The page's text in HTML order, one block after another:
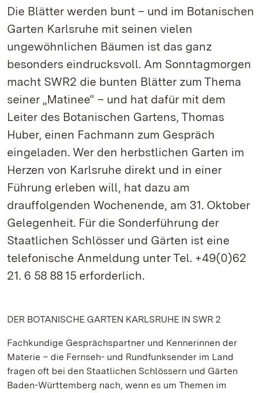
Die Blätter werden bunt – und im Botanischen
Garten Karlsruhe mit seinen vielen
ungewöhnlichen Bäumen ist das ganz
besonders eindrucksvoll. Am Sonntagmorgen
macht SWR2 die bunten Blätter zum Thema
seiner „Matinee“ – und hat dafür mit dem
Leiter des Botanischen Gartens, Thomas
Huber, einen Fachmann zum Gespräch
eingeladen. Wer den herbstlichen Garten im
Herzen von Karlsruhe direkt und in einer
Führung erleben will, hat dazu am
drauffolgenden Wochenende, am 31. Oktober
Gelegenheit. Für die Sonderführung der
Staatlichen Schlösser und Gärten ist eine
telefonische Anmeldung unter Tel. +49(0)62
21. 6 58 88 15 erforderlich.
DER BOTANISCHE GARTEN KARLSRUHE IN SWR 2
Fachkundige Gesprächspartner und Kennerinnen der
Materie – die Fernseh- und Rundfunksender im Land
fragen oft bei den Staatlichen Schlössern und Gärten
Baden-Württemberg nach, wenn es um Themen im